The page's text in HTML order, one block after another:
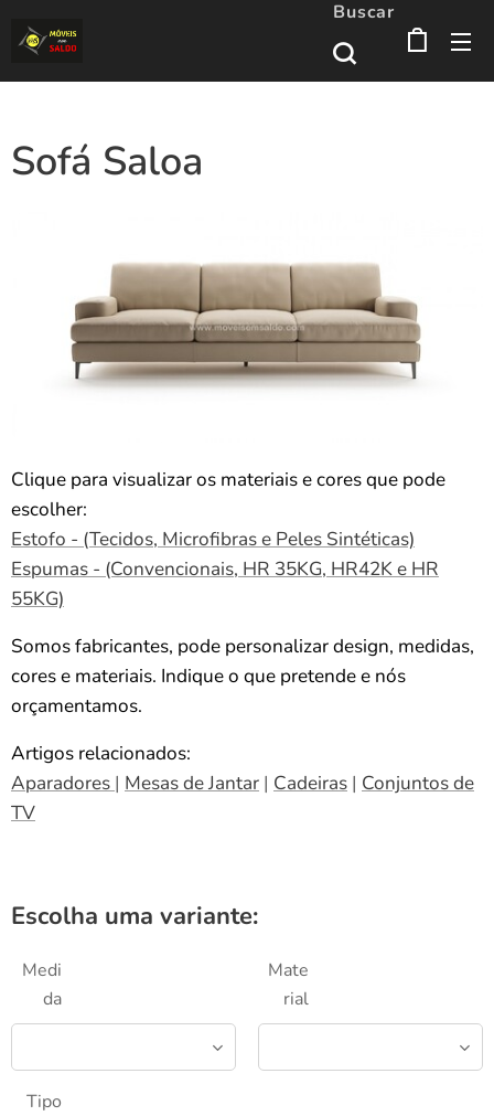
Buscar
Sofá Saloa
Clique para visualizar os materiais e cores que pode
escolher:
Estofo - (Tecidos, Microfibras e Peles Sintéticas)
Espumas - (Convencionais, HR 35KG, HR42K e HR
55KG)
Somos fabricantes, pode personalizar design, medidas,
cores e materiais. Indique o que pretende e nós
orçamentamos.
Artigos relacionados:
Aparadores | Mesas de Jantar | Cadeiras | Conjuntos de
TV
Escolha uma variante:
Medi
da
Mate
rial
Tipo